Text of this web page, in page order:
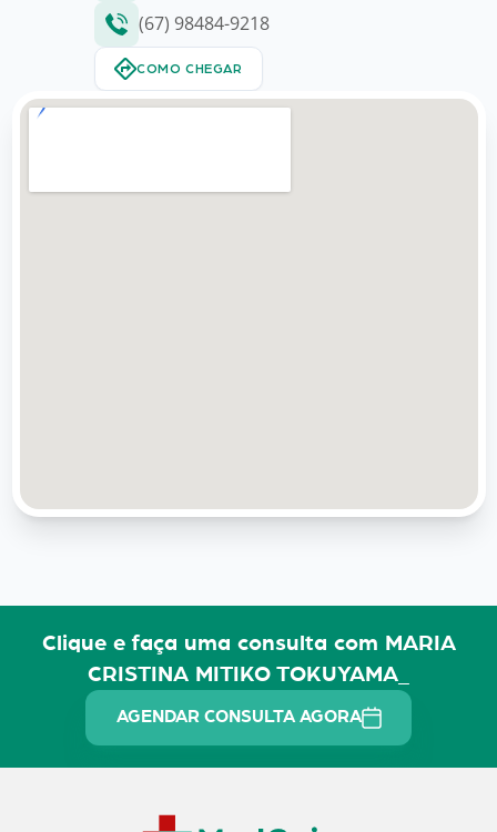
(67) 98484-9218
COMO CHEGAR
Clique e faça uma consulta com MARIA
CRISTINA MITIKO TOKUYAMA_
AGENDAR CONSULTA AGORA